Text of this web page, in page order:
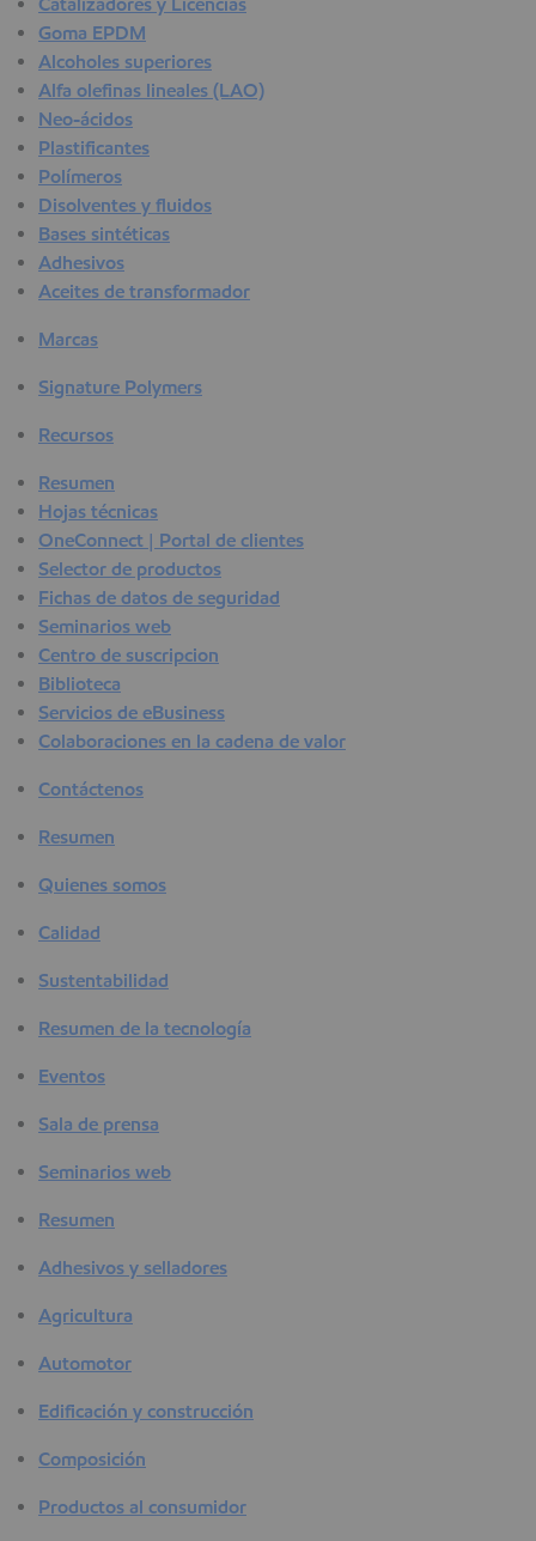
Goma EPDM
Alcoholes superiores
Alfa olefinas lineales (LAO)
Neo-ácidos
Plastificantes
Polímeros
Disolventes y fluidos
Bases sintéticas
Adhesivos
Aceites de transformador
Marcas
Signature Polymers
Recursos
Resumen
Hojas técnicas
OneConnect | Portal de clientes
Selector de productos
Fichas de datos de seguridad
Seminarios web
Centro de suscripcion
Biblioteca
Servicios de eBusiness
Colaboraciones en la cadena de valor
Contáctenos
Resumen
Quienes somos
Calidad
Sustentabilidad
Resumen de la tecnología
Eventos
Sala de prensa
Seminarios web
Resumen
Adhesivos y selladores
Agricultura
Automotor
Edificación y construcción
Composición
Productos al consumidor